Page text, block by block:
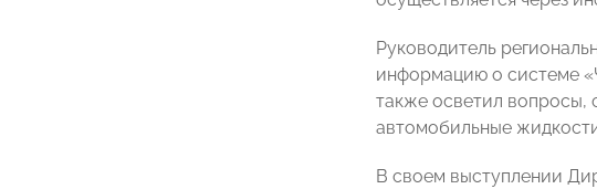
Руководитель
информацию о системе
также осветил вопросы,
автомобильные
В своем выступлении